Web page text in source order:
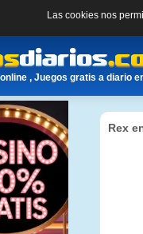
Las cookies nos
, Juegos gratis a diario
Rex